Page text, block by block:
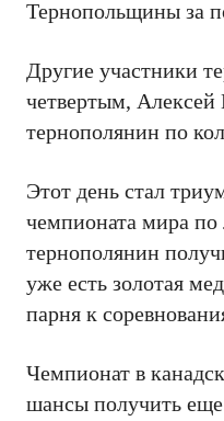
Тернопольщины за
Другие участники
четвертым,
тернополянин по
Этот день стал
чемпионата мира
тернополянин
уже есть золотая
парня к
Чемпионат в
шансы получить еще